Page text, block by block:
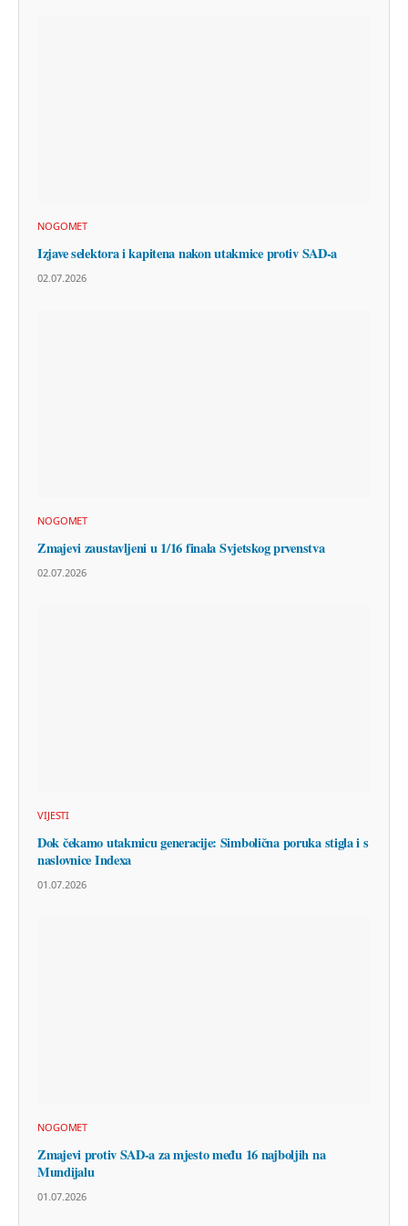
NOGOMET
Izjave selektora i kapitena nakon utakmice protiv SAD-a
02.07.2026
NOGOMET
Zmajevi zaustavljeni u 1/16 finala Svjetskog prvenstva
02.07.2026
VIJESTI
Dok čekamo utakmicu generacije: Simbolična poruka stigla i s
naslovnice Indexa
01.07.2026
NOGOMET
Zmajevi protiv SAD-a za mjesto među 16 najboljih na
Mundijalu
01.07.2026